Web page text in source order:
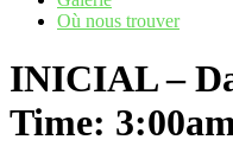
Où nous trouver
INICIAL –
Time: